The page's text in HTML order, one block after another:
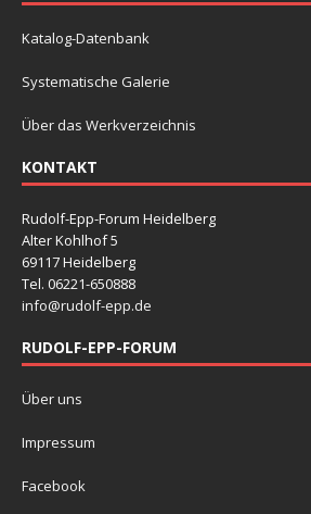
Katalog-Datenbank
Systematische Galerie
Über das Werkverzeichnis
KONTAKT
Rudolf-Epp-Forum Heidelberg
Alter Kohlhof 5
69117 Heidelberg
Tel. 06221-650888
info@rudolf-epp.de
RUDOLF-EPP-FORUM
Über uns
Impressum
Facebook